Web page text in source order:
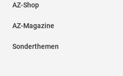
AZ-Shop
AZ-Magazine
Sonderthemen